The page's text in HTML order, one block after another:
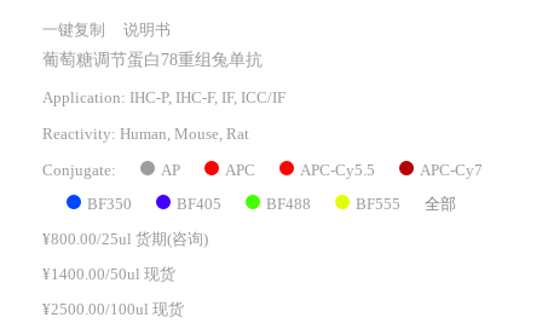
一键复制 说明书
葡萄糖调节蛋白78重组兔单抗
Application: IHC-P, IHC-F, IF, ICC/IF
Reactivity: Human, Mouse, Rat
Conjugate: AP APC APC-Cy5.5 APC-Cy7
BF350 BF405 BF488 BF555 全部
¥800.00/25ul 货期(咨询)
¥1400.00/50ul 现货
¥2500.00/100ul 现货